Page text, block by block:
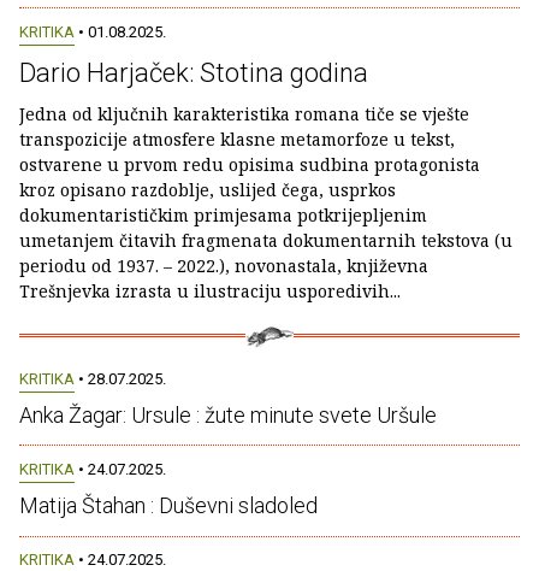
KRITIKA • 01.08.2025.
Dario Harjaček: Stotina godina
Jedna od ključnih karakteristika romana tiče se vješte
transpozicije atmosfere klasne metamorfoze u tekst,
ostvarene u prvom redu opisima sudbina protagonista
kroz opisano razdoblje, uslijed čega, usprkos
dokumentarističkim primjesama potkrijepljenim
umetanjem čitavih fragmenata dokumentarnih tekstova (u
periodu od 1937. – 2022.), novonastala, književna
Trešnjevka izrasta u ilustraciju usporedivih...
KRITIKA • 28.07.2025.
Anka Žagar: Ursule : žute minute svete Uršule
KRITIKA • 24.07.2025.
Matija Štahan : Duševni sladoled
KRITIKA • 24.07.2025.